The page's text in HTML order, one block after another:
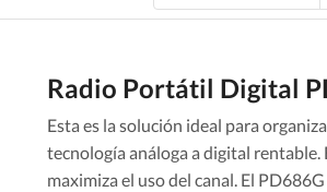
Radio Portátil Digital
Esta es la solución ideal para
tecnología análoga a digital
maximiza el uso del canal. El